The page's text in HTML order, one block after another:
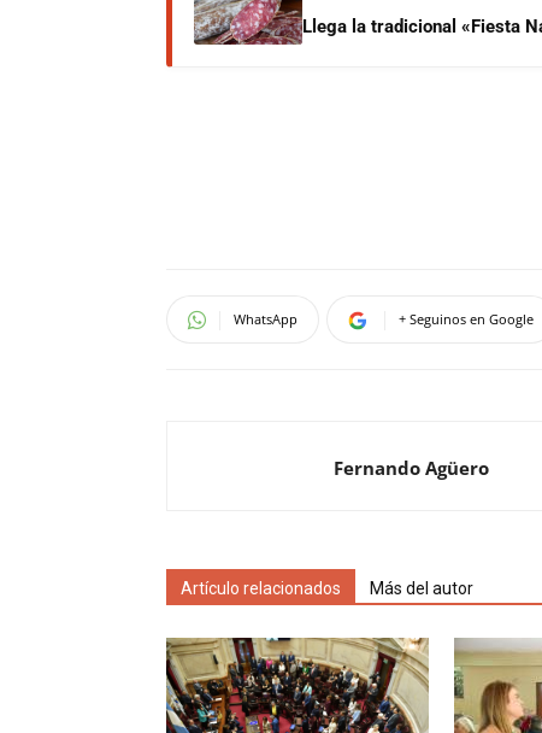
Llega la tradicional «Fiesta
WhatsApp + Seguinos en Google
Fernando Agüero
Artículo relacionados Más del autor